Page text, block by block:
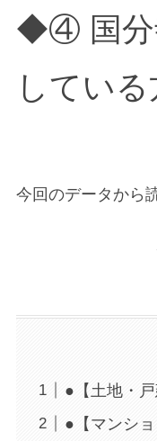
◆④ 国分
してい
今回のデータから
●【土地・戸
●【マンショ